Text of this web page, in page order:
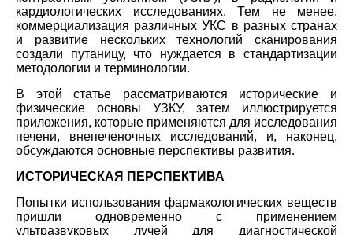
кардиологических исследованиях. Тем не менее,
коммерциализация различных УКС в разных странах
и развитие нескольких технологий сканирования
создали путаницу, что нуждается в стандартизации
методологии и терминологии.
В этой статье рассматриваются исторические и
физические основы УЗКУ, затем иллюстрируется
приложения, которые применяются для исследования
печени, внепеченочных исследований, и, наконец,
обсуждаются основные перспективы развития.
ИСТОРИЧЕСКАЯ ПЕРСПЕКТИВА
Попытки использования фармакологических веществ
пришли одновременно с применением
ультразвуковых лучей для диагностической